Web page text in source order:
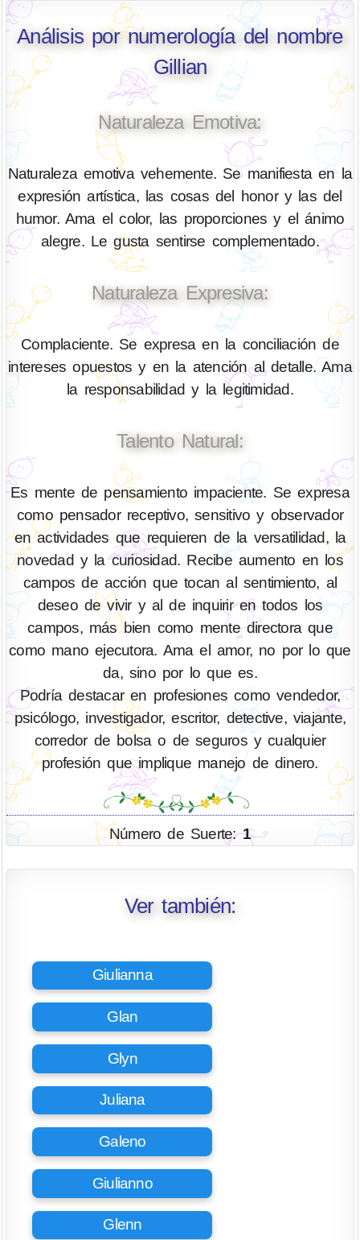
Análisis por numerología del nombre
Gillian
Naturaleza Emotiva:
Naturaleza emotiva vehemente. Se manifiesta en la
expresión artística, las cosas del honor y las del
humor. Ama el color, las proporciones y el ánimo
alegre. Le gusta sentirse complementado.
Naturaleza Expresiva:
Complaciente. Se expresa en la conciliación de
intereses opuestos y en la atención al detalle. Ama
la responsabilidad y la legitimidad.
Talento Natural:
Es mente de pensamiento impaciente. Se expresa
como pensador receptivo, sensitivo y observador
en actividades que requieren de la versatilidad, la
novedad y la curiosidad. Recibe aumento en los
campos de acción que tocan al sentimiento, al
deseo de vivir y al de inquirir en todos los
campos, más bien como mente directora que
como mano ejecutora. Ama el amor, no por lo que
da, sino por lo que es.
Podría destacar en profesiones como vendedor,
psicólogo, investigador, escritor, detective, viajante,
corredor de bolsa o de seguros y cualquier
profesión que implique manejo de dinero.
Número de Suerte:1
Ver también:
Giulianna
Glan
Glyn
Juliana
Galeno
Giulianno
Glenn